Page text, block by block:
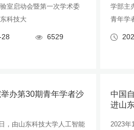
室启动会暨第一次学术委
科技大
6529
学部主
青年学
办第30期青年学者沙
，由山东科技大学人工智能
中国
进山
2023年